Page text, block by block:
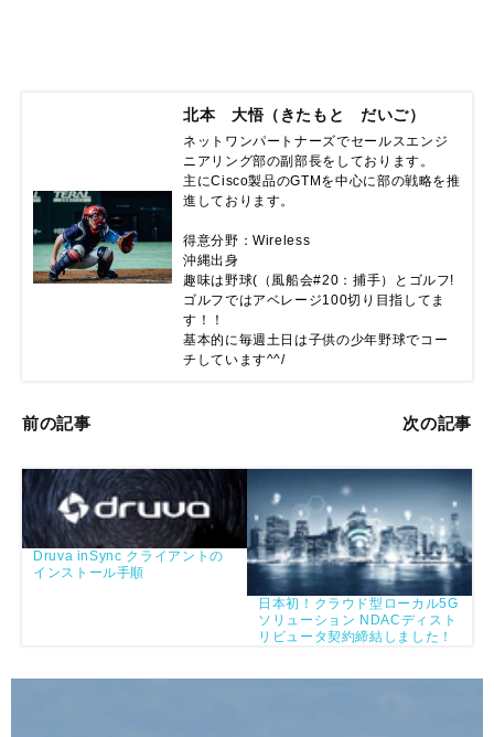
北本 大悟（きたもと だいご）
ネットワンパートナーズでセールスエンジ
ニアリング部の副部長をしております。
主にCisco製品のGTMを中心に部の戦略を推
進しております。
得意分野：Wireless
沖縄出身
趣味は野球(（風船会#20：捕手）とゴルフ!
ゴルフではアベレージ100切り目指してま
す！！
基本的に毎週土日は子供の少年野球でコー
チしています^^/
前の記事
Druva inSync クライアントの
インストール手順
次の記事
日本初！クラウド型ローカル5G
ソリューション NDACディスト
リビュータ契約締結しました！